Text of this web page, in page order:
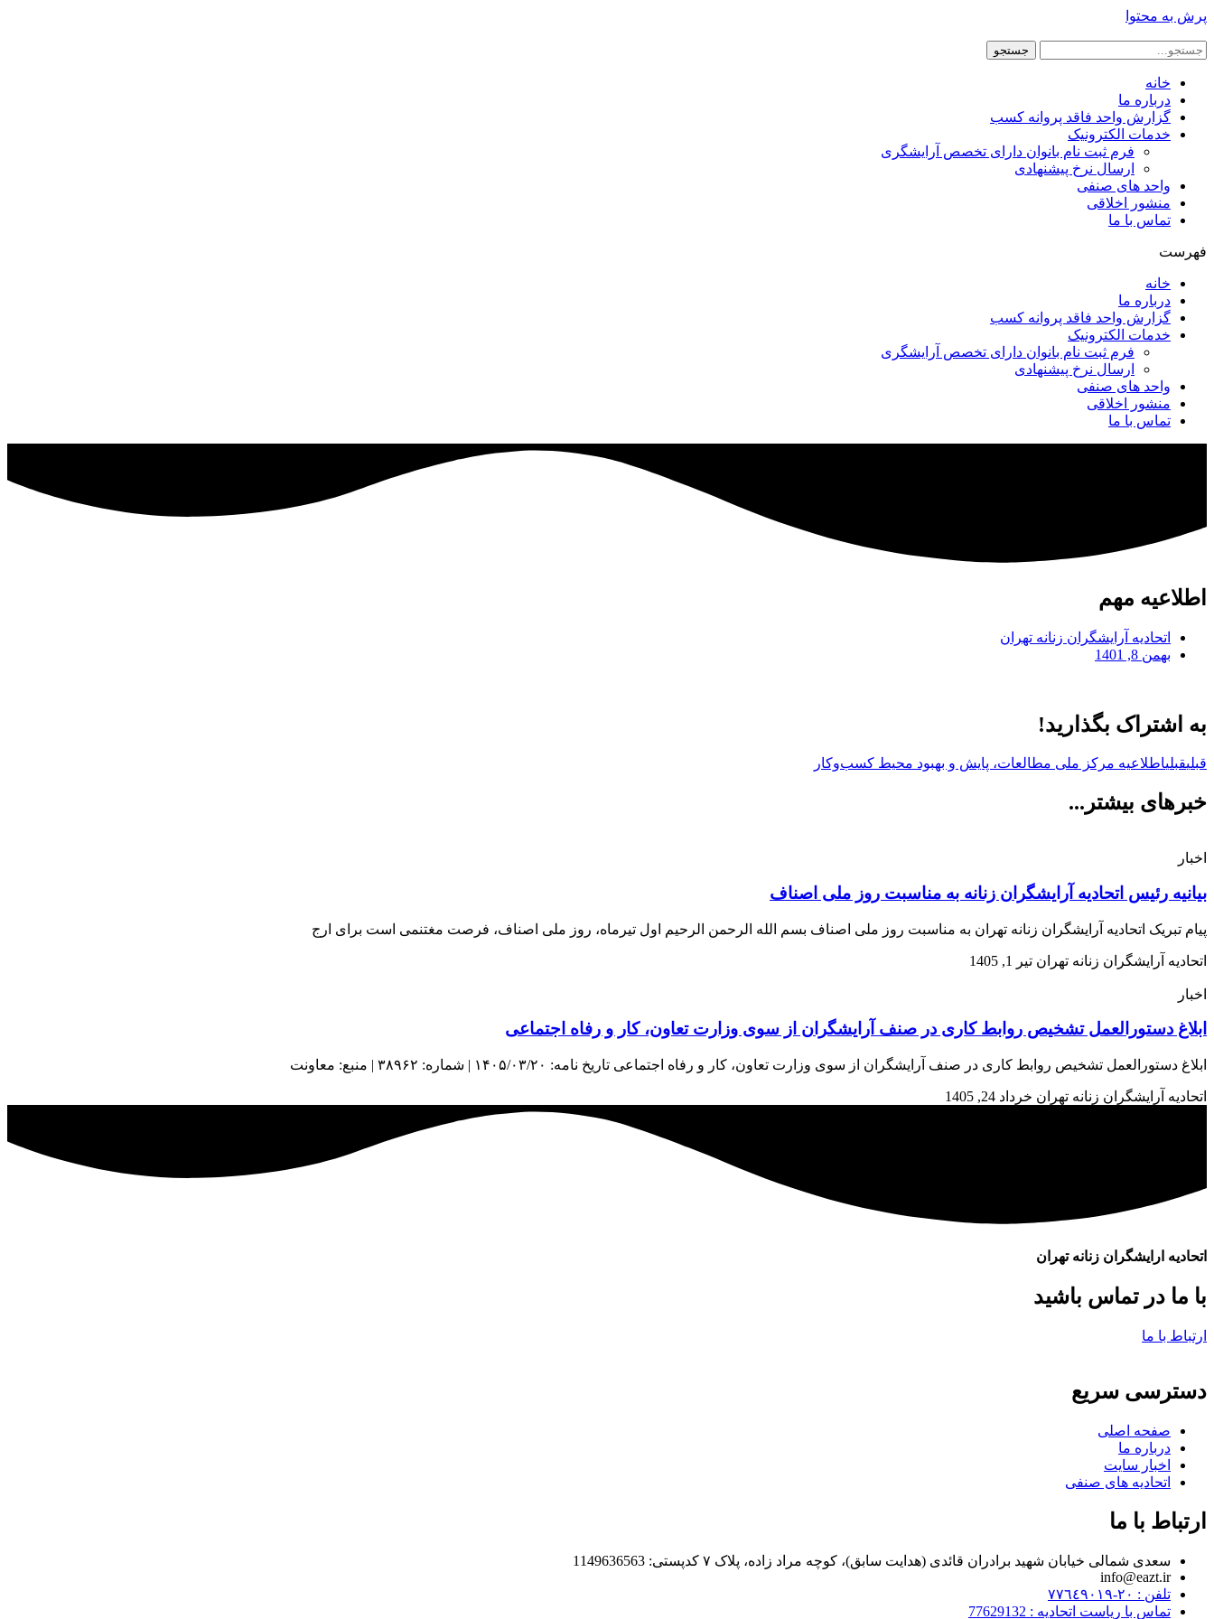
پرش به محتوا
جستجو
خانه
درباره ما
گزارش واحد فاقد پروانه کسب
خدمات الکترونیک
فرم ثبت نام بانوان دارای تخصص آرایشگری
ارسال نرخ پیشنهادی
واحد های صنفی
منشور اخلاقی
تماس با ما
فهرست
خانه
درباره ما
گزارش واحد فاقد پروانه کسب
خدمات الکترونیک
فرم ثبت نام بانوان دارای تخصص آرایشگری
ارسال نرخ پیشنهادی
واحد های صنفی
منشور اخلاقی
تماس با ما
اطلاعیه مهم
اتحادیه آرایشگران زنانه تهران
بهمن 8, 1401
به اشتراک بگذارید!
قبلیقبلیاطلاعیه مرکز ملی مطالعات، پایش و بهبود محیط کسب‌وکار
خبرهای بیشتر...
اخبار
بیانیه رئیس اتحادیه آرایشگران زنانه به مناسبت روز ملی اصناف
پیام تبریک اتحادیه آرایشگران زنانه تهران به مناسبت روز ملی اصناف بسم الله الرحمن الرحیم اول تیرماه، روز ملی اصناف، فرصت مغتنمی است برای ارج
اتحادیه آرایشگران زنانه تهران تیر 1, 1405
اخبار
ابلاغ دستورالعمل تشخیص روابط کاری در صنف آرایشگران از سوی وزارت تعاون، کار و رفاه اجتماعی
ابلاغ دستورالعمل تشخیص روابط کاری در صنف آرایشگران از سوی وزارت تعاون، کار و رفاه اجتماعی تاریخ نامه: ۱۴۰۵/۰۳/۲۰ | شماره: ۳۸۹۶۲ | منبع: معاونت
اتحادیه آرایشگران زنانه تهران خرداد 24, 1405
اتحادیه ارایشگران زنانه تهران
با ما در تماس باشید
ارتباط با ما
دسترسی سریع
صفحه اصلی
درباره ما
اخبار سایت
اتحادیه های صنفی
ارتباط با ما
سعدی شمالی خیابان شهید برادران قائدی (هدایت سابق)، کوچه مراد زاده، پلاک ۷ کدپستی: 1149636563
info@eazt.ir
تلفن : ٢٠-٧٧٦٤٩٠١٩
تماس با ریاست اتحادیه : 77629132